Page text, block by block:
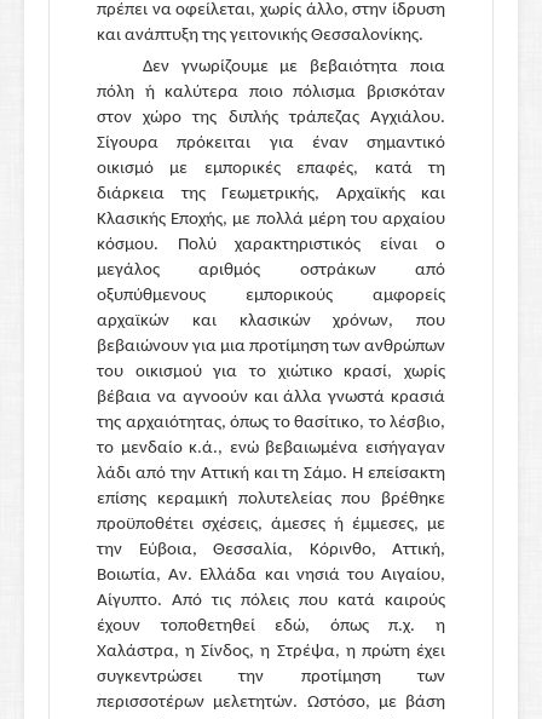
πρέπει να οφείλεται, χωρίς άλλο, στην ίδρυση
και ανάπτυξη της γειτονικής Θεσσαλονίκης.
Δεν γνωρίζουμε με βεβαιότητα ποια
πόλη ή καλύτερα ποιο πόλισμα βρισκόταν
στον χώρο της διπλής τράπεζας Αγχιάλου.
Σίγουρα πρόκειται για έναν σημαντικό
οικισμό με εμπορικές επαφές, κατά τη
διάρκεια της Γεωμετρικής, Αρχαϊκής και
Κλασικής Εποχής, με πολλά μέρη του αρχαίου
κόσμου. Πολύ χαρακτηριστικός είναι ο
μεγάλος αριθμός οστράκων από
οξυπύθμενους εμπορικούς αμφορείς
αρχαϊκών και κλασικών χρόνων, που
βεβαιώνουν για μια προτίμηση των ανθρώπων
του οικισμού για το χιώτικο κρασί, χωρίς
βέβαια να αγνοούν και άλλα γνωστά κρασιά
της αρχαιότητας, όπως το θασίτικο, το λέσβιο,
το μενδαίο κ.ά., ενώ βεβαιωμένα εισήγαγαν
λάδι από την Αττική και τη Σάμο. Η επείσακτη
επίσης κεραμική πολυτελείας που βρέθηκε
προϋποθέτει σχέσεις, άμεσες ή έμμεσες, με
την Εύβοια, Θεσσαλία, Κόρινθο, Αττική,
Βοιωτία, Αν. Ελλάδα και νησιά του Αιγαίου,
Αίγυπτο. Από τις πόλεις που κατά καιρούς
έχουν τοποθετηθεί εδώ, όπως π.χ. η
Χαλάστρα, η Σίνδος, η Στρέψα, η πρώτη έχει
συγκεντρώσει την προτίμηση των
περισσοτέρων μελετητών. Ωστόσο, με βάση